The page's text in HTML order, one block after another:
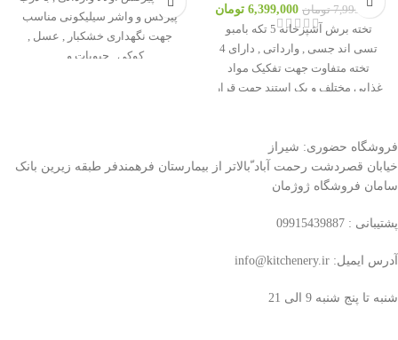
7,999,000 تومان 6,399,000 تومان
تخته برش آشپزخانه 5 تکه بامبو
تسی اند جسی , وارداتی , دارای 4
تخته متفاوت جهت تفکیک مواد
غذایی مختلف و یک استند جهت قرار
پیرکس و واشر سیلیکونی مناسب
جهت نگهداری خشکبار , عسل ,
کوکی , حبوبات و ...
فروشگاه حضوری: شیراز
خیابان قصردشت رحمت آباد ّبالاتر از بیمارستان فرهمندفر طبقه زیرین بانک
سامان فروشگاه ژوژمان
پشتیبانی : 09915439887
آدرس ایمیل: info@kitchenery.ir
شنبه تا پنج شنبه 9 الی 21